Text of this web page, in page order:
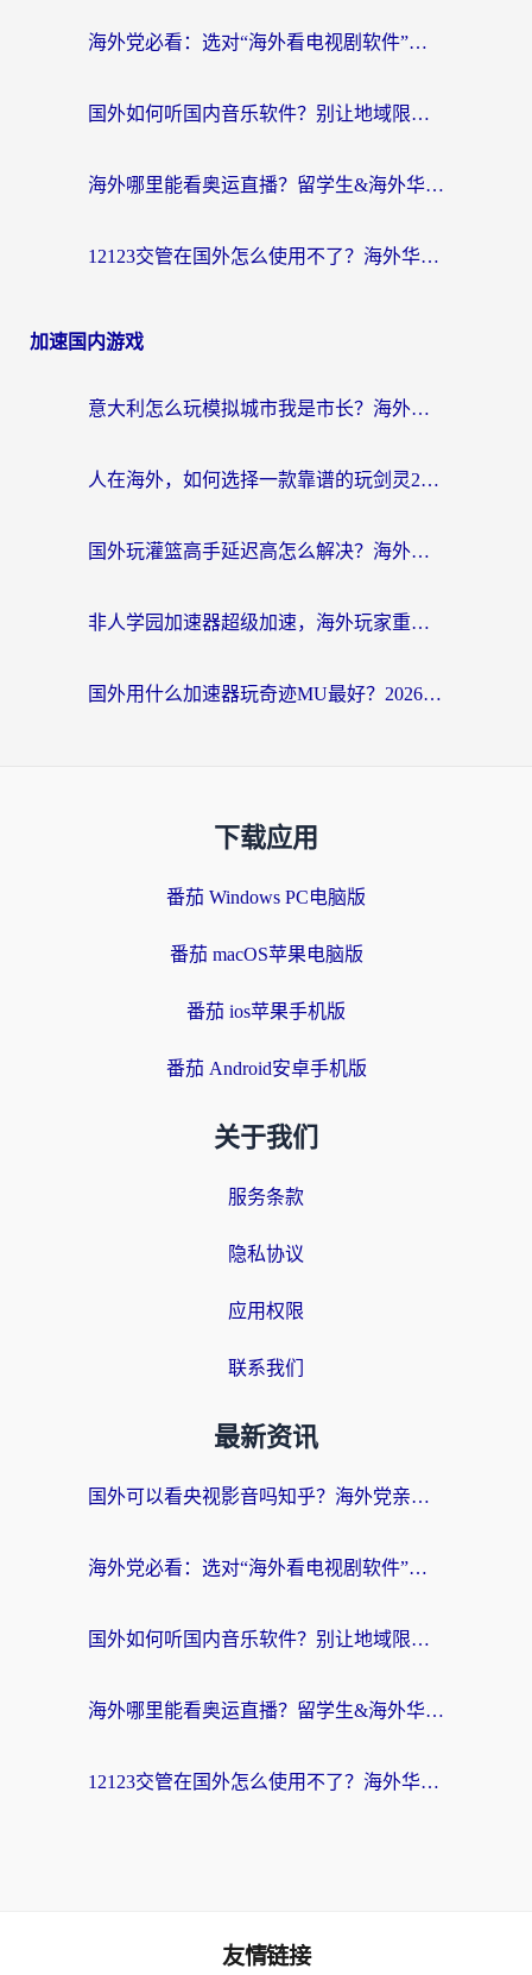
海外党必看：选对“海外看电视剧软件”，再也不用愁国内剧刷不了
国外如何听国内音乐软件？别让地域限制，断了你的中文歌单
海外哪里能看奥运直播？留学生&海外华人必看的体育赛事观赛终极指南
12123交管在国外怎么使用不了？海外华人必看的无缝访问国内资源指南
加速国内游戏
意大利怎么玩模拟城市我是市长？海外党国服游戏加速终极攻略（附三国3量子特攻解决办法）
人在海外，如何选择一款靠谱的玩剑灵2加速器？
国外玩灌篮高手延迟高怎么解决？海外玩家国服游戏加速终极指南
非人学园加速器超级加速，海外玩家重返国服的通行证
国外用什么加速器玩奇迹MU最好？2026海外玩家国服游戏加速全攻略
下载应用
番茄 Windows PC电脑版
番茄 macOS苹果电脑版
番茄 ios苹果手机版
番茄 Android安卓手机版
关于我们
服务条款
隐私协议
应用权限
联系我们
最新资讯
国外可以看央视影音吗知乎？海外党亲测有效的回国加速方案
海外党必看：选对“海外看电视剧软件”，再也不用愁国内剧刷不了
国外如何听国内音乐软件？别让地域限制，断了你的中文歌单
海外哪里能看奥运直播？留学生&海外华人必看的体育赛事观赛终极指南
12123交管在国外怎么使用不了？海外华人必看的无缝访问国内资源指南
友情链接